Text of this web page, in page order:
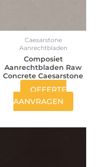
Caesarstone
Aanrechtbladen
Composiet
Aanrechtbladen Raw
Concrete Caesarstone
OFFERTE
AANVRAGEN